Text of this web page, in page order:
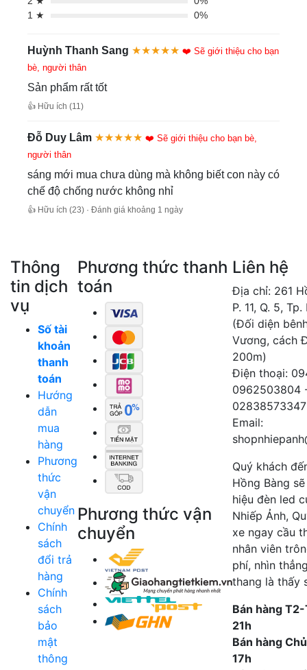
1 ★
0%
Huỳnh Thanh Sang ★★★★★ ❤️ Sẽ giới thiệu cho bạn
bè, người thân
Sản phẩm rất tốt
👍 Hữu ích (11)
Đỗ Duy Lâm ★★★★★ ❤️ Sẽ giới thiệu cho bạn bè,
người thân
sáng mới mua chưa dùng mà không biết con này có
chế độ chống nước không nhỉ
👍 Hữu ích (23) · Đánh giá khoảng 1 ngày
Thông
tin dịch
vụ
Số tài
khoản
thanh
toán
Hướng
dẫn
mua
hàng
Phương
thức
vận
chuyển
Chính
sách
đổi trả
hàng
Chính
sách
bảo
mật
thông
Phương thức thanh
toán
Phương thức vận
chuyển
Liên hệ
Địa chỉ: 261
P. 11, Q. 5,
(Đối diện
Vương, cách
200m)
Điện thoại:
0962503804
02838573347
Email:
Quý khách
Hồng Bàng
hiệu đèn led
Nhiếp Ảnh,
xe ngay cầu
nhân viên
phí, nhìn
thang là thấy
Bán hàng
21h
Bán hàng
17h